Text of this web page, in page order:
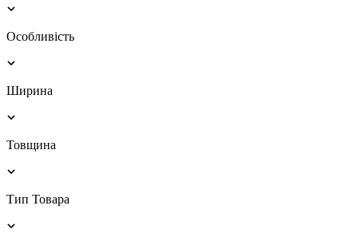
Особливість
Ширина
Товщина
Тип Товара